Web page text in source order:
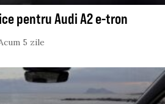
pentru Audi A2 e-tron
5 zile